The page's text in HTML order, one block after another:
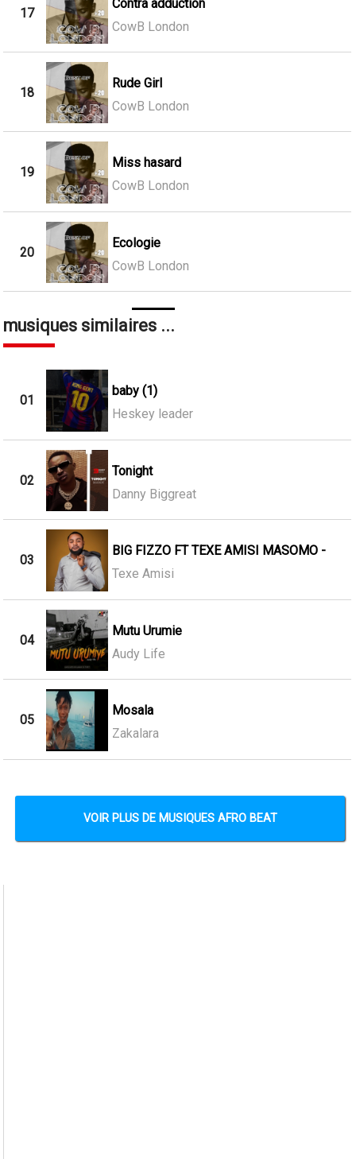
17
Contra adduction
CowB London
18
Rude Girl
CowB London
19
Miss hasard
CowB London
20
Ecologie
CowB London
musiques similaires ...
01
baby (1)
Heskey leader
02
Tonight
Danny Biggreat
03
BIG FIZZO FT TEXE AMISI MASOMO -
Texe Amisi
04
Mutu Urumie
Audy Life
05
Mosala
Zakalara
VOIR PLUS DE MUSIQUES AFRO BEAT